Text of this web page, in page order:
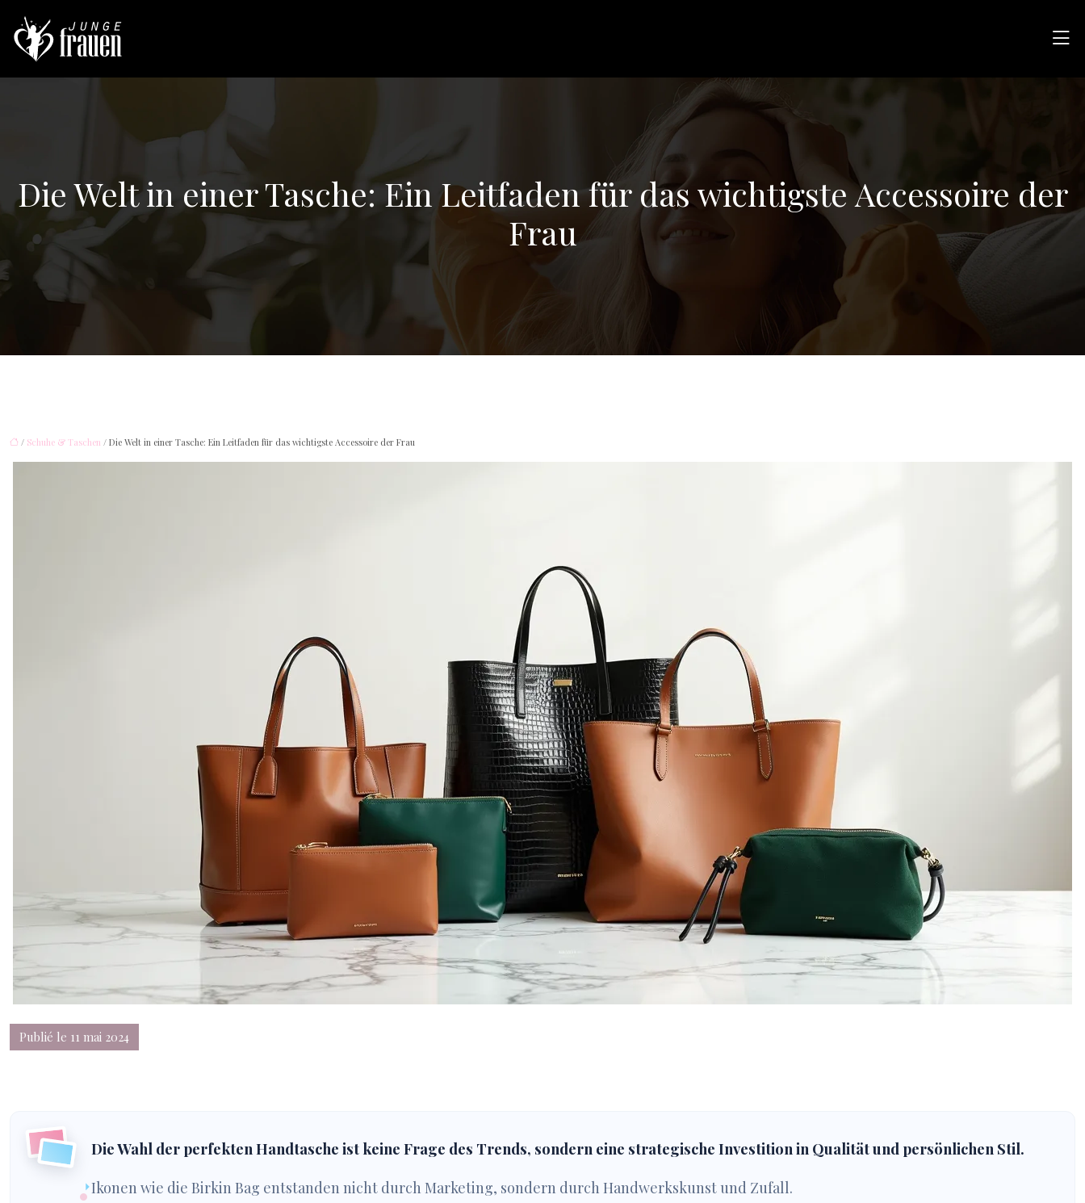
Die Welt in einer Tasche: Ein Leitfaden für das wichtigste Accessoire der
Frau
/ Schuhe & Taschen / Die Welt in einer Tasche: Ein Leitfaden für das wichtigste Accessoire der Frau
Publié le 11 mai 2024
Die Wahl der perfekten Handtasche ist keine Frage des Trends, sondern eine strategische Investition in Qualität und persönlichen Stil.
Ikonen wie die Birkin Bag entstanden nicht durch Marketing, sondern durch Handwerkskunst und Zufall.